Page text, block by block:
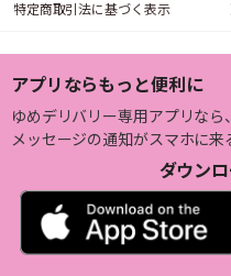
特定商取引法に基づく表示
アプリならもっと便利に
ゆめデリバリー専用アプリなら、
メッセージの通知がスマホに来
ダウン